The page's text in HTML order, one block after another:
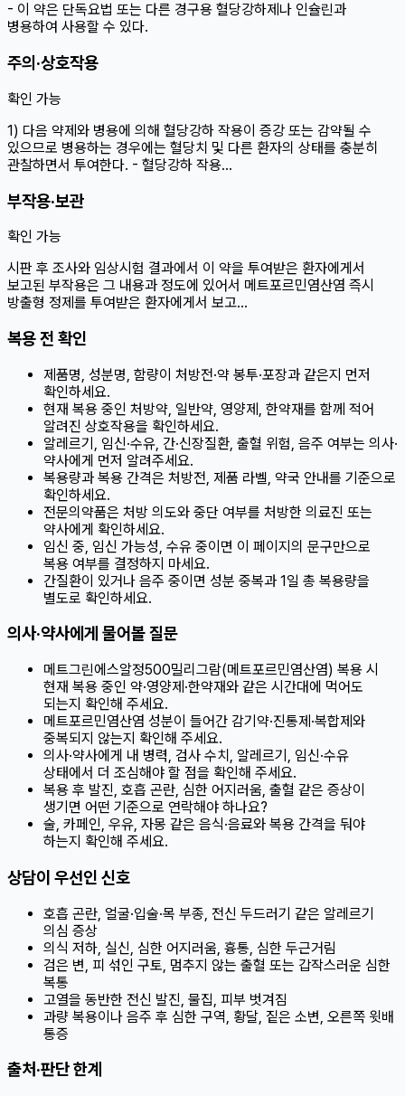
- 이 약은 단독요법 또는 다른 경구용 혈당강하제나 인슐린과
병용하여 사용할 수 있다.
주의·상호작용
확인 가능
1) 다음 약제와 병용에 의해 혈당강하 작용이 증강 또는 감약될 수
있으므로 병용하는 경우에는 혈당치 및 다른 환자의 상태를 충분히
관찰하면서 투여한다. - 혈당강하 작용…
부작용·보관
확인 가능
시판 후 조사와 임상시험 결과에서 이 약을 투여받은 환자에게서
보고된 부작용은 그 내용과 정도에 있어서 메트포르민염산염 즉시
방출형 정제를 투여받은 환자에게서 보고…
복용 전 확인
제품명, 성분명, 함량이 처방전·약 봉투·포장과 같은지 먼저
확인하세요.
현재 복용 중인 처방약, 일반약, 영양제, 한약재를 함께 적어
알려진 상호작용을 확인하세요.
알레르기, 임신·수유, 간·신장질환, 출혈 위험, 음주 여부는 의사·
약사에게 먼저 알려주세요.
복용량과 복용 간격은 처방전, 제품 라벨, 약국 안내를 기준으로
확인하세요.
전문의약품은 처방 의도와 중단 여부를 처방한 의료진 또는
약사에게 확인하세요.
임신 중, 임신 가능성, 수유 중이면 이 페이지의 문구만으로
복용 여부를 결정하지 마세요.
간질환이 있거나 음주 중이면 성분 중복과 1일 총 복용량을
별도로 확인하세요.
의사·약사에게 물어볼 질문
메트그린에스알정500밀리그람(메트포르민염산염) 복용 시
현재 복용 중인 약·영양제·한약재와 같은 시간대에 먹어도
되는지 확인해 주세요.
메트포르민염산염 성분이 들어간 감기약·진통제·복합제와
중복되지 않는지 확인해 주세요.
의사·약사에게 내 병력, 검사 수치, 알레르기, 임신·수유
상태에서 더 조심해야 할 점을 확인해 주세요.
복용 후 발진, 호흡 곤란, 심한 어지러움, 출혈 같은 증상이
생기면 어떤 기준으로 연락해야 하나요?
술, 카페인, 우유, 자몽 같은 음식·음료와 복용 간격을 둬야
하는지 확인해 주세요.
상담이 우선인 신호
호흡 곤란, 얼굴·입술·목 부종, 전신 두드러기 같은 알레르기
의심 증상
의식 저하, 실신, 심한 어지러움, 흉통, 심한 두근거림
검은 변, 피 섞인 구토, 멈추지 않는 출혈 또는 갑작스러운 심한
복통
고열을 동반한 전신 발진, 물집, 피부 벗겨짐
과량 복용이나 음주 후 심한 구역, 황달, 짙은 소변, 오른쪽 윗배
통증
출처·판단 한계